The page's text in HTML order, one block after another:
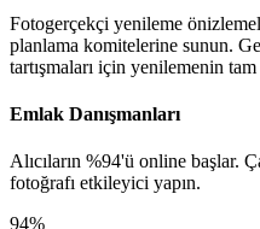
Fotogerçekçi yenileme
planlama komitelerine sunun.
tartışmaları için yenilemenin
Emlak Danışmanları
Alıcıların %94'ü online başlar.
fotoğrafı etkileyici yapın.
94%